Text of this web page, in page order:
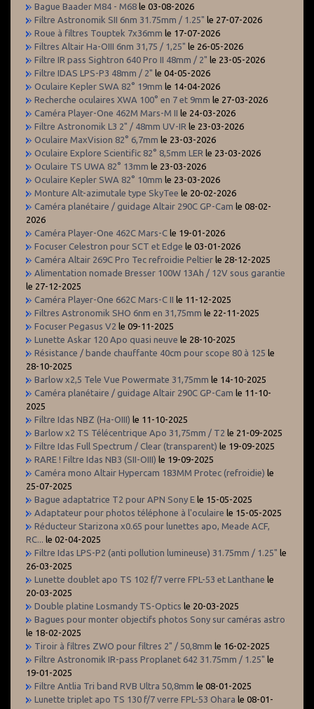
Bague Baader M84 - M68 le 03-08-2026
Filtre Astronomik SII 6nm 31.75mm / 1.25" le 27-07-2026
Roue à filtres Touptek 7x36mm le 17-07-2026
Filtres Altair Ha-OIII 6nm 31,75 / 1,25" le 26-05-2026
Filtre IR pass Sightron 640 Pro II 48mm / 2" le 23-05-2026
Filtre IDAS LPS-P3 48mm / 2" le 04-05-2026
Oculaire Kepler SWA 82° 19mm le 14-04-2026
Recherche oculaires XWA 100° en 7 et 9mm le 27-03-2026
Caméra Player-One 462M Mars-M II le 24-03-2026
Filtre Astronomik L3 2" / 48mm UV-IR le 23-03-2026
Oculaire MaxVision 82° 6,7mm le 23-03-2026
Oculaire Explore Scientific 82° 8,5mm LER le 23-03-2026
Oculaire TS UWA 82° 13mm le 23-03-2026
Oculaire Kepler SWA 82° 10mm le 23-03-2026
Monture Alt-azimutale type SkyTee le 20-02-2026
Caméra planétaire / guidage Altair 290C GP-Cam le 08-02-
2026
Caméra Player-One 462C Mars-C le 19-01-2026
Focuser Celestron pour SCT et Edge le 03-01-2026
Caméra Altair 269C Pro Tec refroidie Peltier le 28-12-2025
Alimentation nomade Bresser 100W 13Ah / 12V sous garantie
le 27-12-2025
Caméra Player-One 662C Mars-C II le 11-12-2025
Filtres Astronomik SHO 6nm en 31,75mm le 22-11-2025
Focuser Pegasus V2 le 09-11-2025
Lunette Askar 120 Apo quasi neuve le 28-10-2025
Résistance / bande chauffante 40cm pour scope 80 à 125 le
28-10-2025
Barlow x2,5 Tele Vue Powermate 31,75mm le 14-10-2025
Caméra planétaire / guidage Altair 290C GP-Cam le 11-10-
2025
Filtre Idas NBZ (Ha-OIII) le 11-10-2025
Barlow x2 TS Télécentrique Apo 31,75mm / T2 le 21-09-2025
Filtre Idas Full Spectrum / Clear (transparent) le 19-09-2025
RARE ! Filtre Idas NB3 (SII-OIII) le 19-09-2025
Caméra mono Altair Hypercam 183MM Protec (refroidie) le
25-07-2025
Bague adaptatrice T2 pour APN Sony E le 15-05-2025
Adaptateur pour photos téléphone à l'oculaire le 15-05-2025
Réducteur Starizona x0.65 pour lunettes apo, Meade ACF,
RC...
le 02-04-2025
Filtre Idas LPS-P2 (anti pollution lumineuse) 31.75mm / 1.25" le
26-03-2025
Lunette doublet apo TS 102 f/7 verre FPL-53 et Lanthane le
20-03-2025
Double platine Losmandy TS-Optics le 20-03-2025
Bagues pour monter objectifs photos Sony sur caméras astro
le 18-02-2025
Tiroir à filtres ZWO pour filtres 2" / 50,8mm le 16-02-2025
Filtre Astronomik IR-pass Proplanet 642 31.75mm / 1.25" le
19-01-2025
Filtre Antlia Tri band RVB Ultra 50,8mm le 08-01-2025
Lunette triplet apo TS 130 f/7 verre FPL-53 Ohara le 08-01-